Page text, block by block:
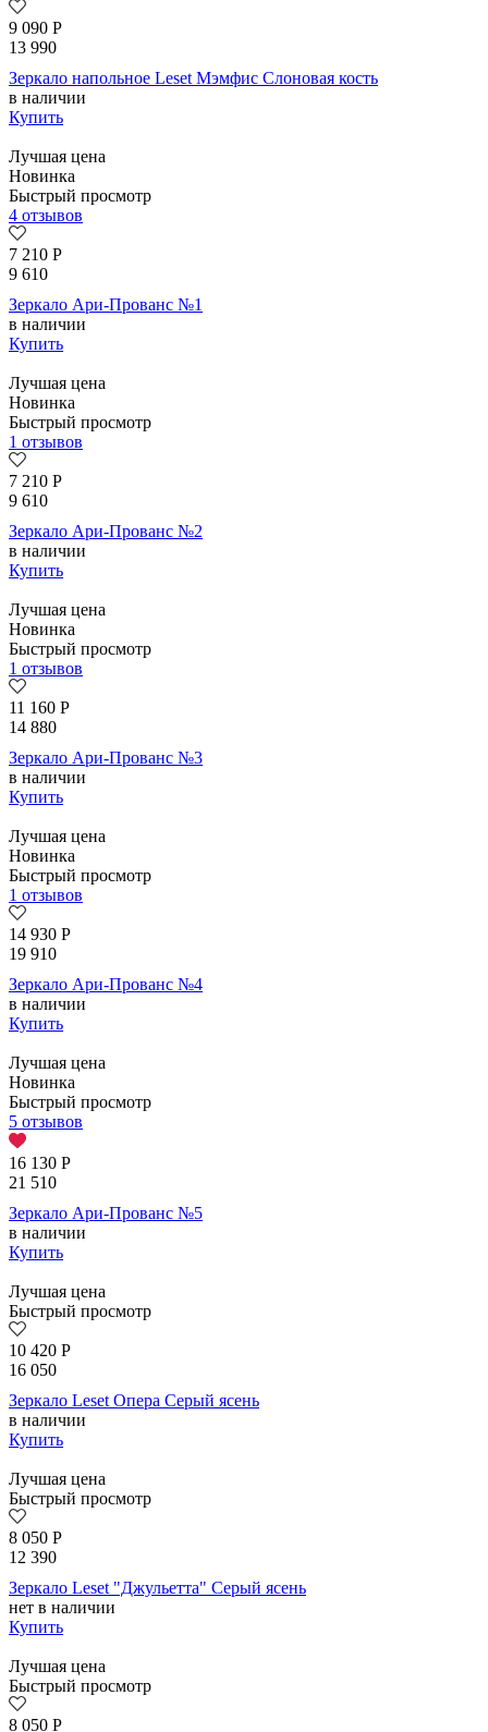
9 090 Р
13 990
Зеркало напольное Leset Мэмфис Слоновая кость
в наличии
Купить
Лучшая цена
Новинка
Быстрый просмотр
4 отзывов
7 210 Р
9 610
Зеркало Ари-Прованс №1
в наличии
Купить
Лучшая цена
Новинка
Быстрый просмотр
1 отзывов
7 210 Р
9 610
Зеркало Ари-Прованс №2
в наличии
Купить
Лучшая цена
Новинка
Быстрый просмотр
1 отзывов
11 160 Р
14 880
Зеркало Ари-Прованс №3
в наличии
Купить
Лучшая цена
Новинка
Быстрый просмотр
1 отзывов
14 930 Р
19 910
Зеркало Ари-Прованс №4
в наличии
Купить
Лучшая цена
Новинка
Быстрый просмотр
5 отзывов
16 130 Р
21 510
Зеркало Ари-Прованс №5
в наличии
Купить
Лучшая цена
Быстрый просмотр
10 420 Р
16 050
Зеркало Leset Опера Серый ясень
в наличии
Купить
Лучшая цена
Быстрый просмотр
8 050 Р
12 390
Зеркало Leset "Джульетта" Серый ясень
нет в наличии
Купить
Лучшая цена
Быстрый просмотр
8 050 Р